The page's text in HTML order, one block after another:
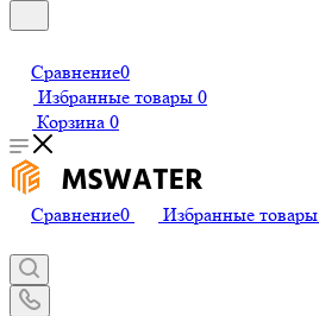
Сравнение0
Избранные товары 0
Корзина 0
Сравнение0 Избранные товары